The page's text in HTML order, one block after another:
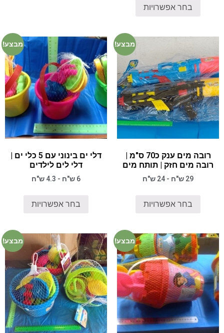
בחר אפשרויות
מבצע!
רובה מים ענק כ70 ס"מ |
רובה מים חזק | תותח מים
29 ש"ח - 24 ש"ח
בחר אפשרויות
מבצע!
דלי ים בינוני עם 5 כלי ים |
דלי לים לילדים
6 ש"ח - 4.3 ש"ח
בחר אפשרויות
מבצע! מבצע!